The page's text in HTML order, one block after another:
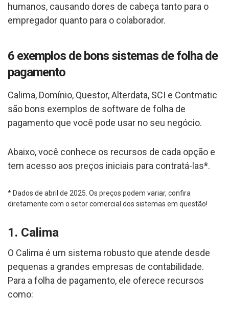
humanos, causando dores de cabeça tanto para o
empregador quanto para o colaborador.
6 exemplos de bons sistemas de folha de
pagamento
Calima, Domínio, Questor, Alterdata, SCI e Contmatic
são bons exemplos de software de folha de
pagamento que você pode usar no seu negócio.
Abaixo, você conhece os recursos de cada opção e
tem acesso aos preços iniciais para contratá-las*.
* Dados de abril de 2025. Os preços podem variar, confira
diretamente com o setor comercial dos sistemas em questão!
1. Calima
O Calima é um sistema robusto que atende desde
pequenas a grandes empresas de contabilidade.
Para a folha de pagamento, ele oferece recursos
como: